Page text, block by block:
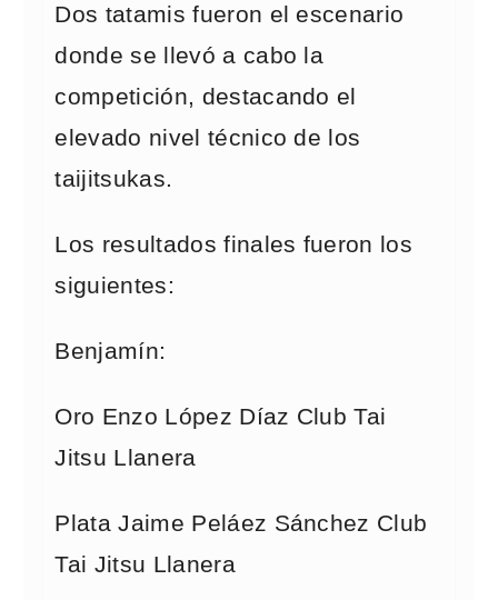
Dos tatamis fueron el escenario
donde se llevó a cabo la
competición, destacando el
elevado nivel técnico de los
taijitsukas.
Los resultados finales fueron los
siguientes:
Benjamín:
Oro Enzo López Díaz Club Tai
Jitsu Llanera
Plata Jaime Peláez Sánchez Club
Tai Jitsu Llanera